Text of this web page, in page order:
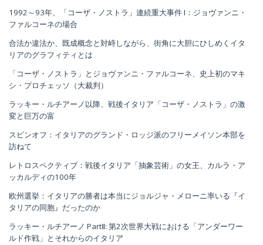
1992～93年、「コーザ・ノストラ」連続重大事件 I：ジョヴァンニ・
ファルコーネの場合
合法か違法か、既成概念と対峙しながら、街角に大胆にひしめくイタ
リアのグラフィティとは
「コーザ・ノストラ」とジョヴァンニ・ファルコーネ、史上初のマキ
シ・プロチェッソ（大裁判）
ラッキー・ルチアーノ以降、戦後イタリア「コーザ・ノストラ」の激
変と巨万の富
スピンオフ：イタリアのグランド・ロッジ派のフリーメイソン本部を
訪ねて
レトロスペクティブ：戦後イタリア「抽象芸術」の女王、カルラ・ア
ッカルディの100年
欧州選挙：イタリアの勝者は本当にジョルジャ・メローニ率いる『イ
タリアの同胞』だったのか
ラッキー・ルチアーノ PartⅡ: 第2次世界大戦における「アンダーワー
ルド作戦」とそれからのイタリア